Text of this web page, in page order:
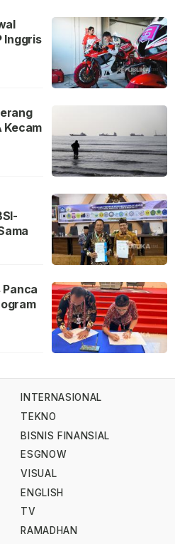
Inggris
Kecam
Panca
INTERNASIONAL
TEKNO
BISNIS FINANSIAL
ESGNOW
VISUAL
ENGLISH
TV
RAMADHAN